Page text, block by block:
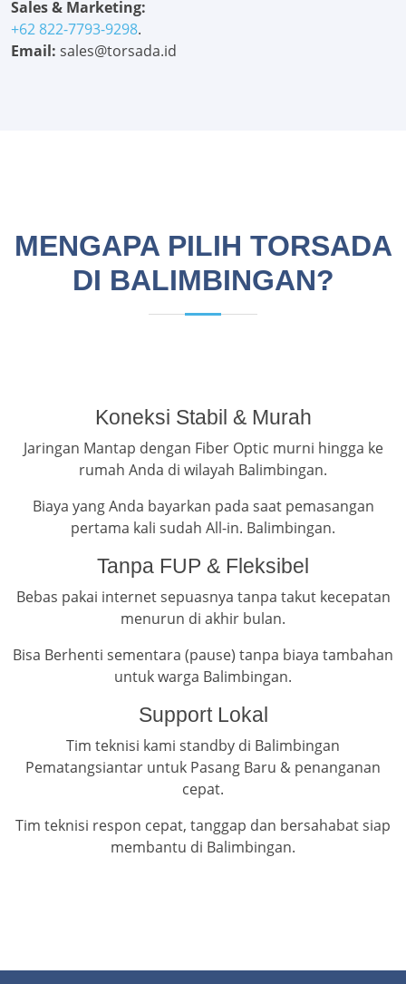
Sales & Marketing:
+62 822-7793-9298.
Email: sales@torsada.id
MENGAPA PILIH TORSADA
DI BALIMBINGAN?
Koneksi Stabil & Murah
Jaringan Mantap dengan Fiber Optic murni hingga ke
rumah Anda di wilayah Balimbingan.
Biaya yang Anda bayarkan pada saat pemasangan
pertama kali sudah All-in. Balimbingan.
Tanpa FUP & Fleksibel
Bebas pakai internet sepuasnya tanpa takut kecepatan
menurun di akhir bulan.
Bisa Berhenti sementara (pause) tanpa biaya tambahan
untuk warga Balimbingan.
Support Lokal
Tim teknisi kami standby di Balimbingan
Pematangsiantar untuk Pasang Baru & penanganan
cepat.
Tim teknisi respon cepat, tanggap dan bersahabat siap
membantu di Balimbingan.